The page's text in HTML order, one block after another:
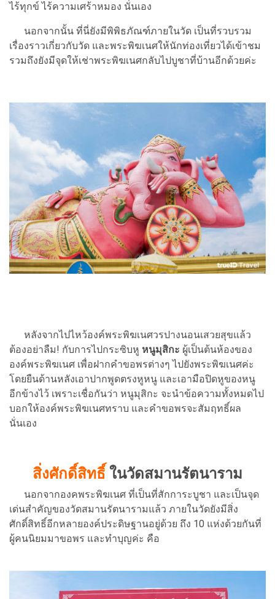
ไร้ทุกข์ ไร้ความเศร้าหมอง นั่นเอง
นอกจากนั้น ที่นี่ยังมีพิพิธภัณฑ์ภายในวัด เป็นที่รวบรวม
เรื่องราวเกี่ยวกับวัด และพระพิฆเนศให้นักท่องเที่ยวได้เข้าชม
รวมถึงยังมีจุดให้เช่าพระพิฆเนศกลับไปบูชาที่บ้านอีกด้วยค่ะ
หลังจากไปไหว้องค์พระพิฆเนศวรปางนอนเสวยสุขแล้ว
ต้องอย่าลืม! กับการไปกระซิบหู หนูมุสิกะ ผู้เป็นต้นห้องของ
องค์พระพิฆเนศ เพื่อฝากคำขอพรต่างๆ ไปยังพระพิฆเนศค่ะ
โดยยืนด้านหลังเอาปากพูดตรงหูหนู และเอามือปิดหูของหนู
อีกข้างไว้ เพราะเชื่อกันว่า หนูมุสิกะ จะนำข้อความทั้งหมดไป
บอกให้องค์พระพิฆเนศทราบ และคำขอพรจะสัมฤทธิ์ผล
นั่นเอง
สิ่งศักดิ์สิทธิ์ ในวัดสมานรัตนาราม
นอกจากองคพระพิฆเนศ ที่เป็นที่สักการะบูชา และเป็นจุด
เด่นสำคัญของวัดสมานรัตนารามแล้ว ภายในวัดยังมีสิ่ง
ศักดิ์สิทธิ์อีกหลายองค์ประดิษฐานอยู่ด้วย ถึง 10 แห่งด้วยกันที่
ผู้คนนิยมมาขอพร และทำบุญค่ะ คือ